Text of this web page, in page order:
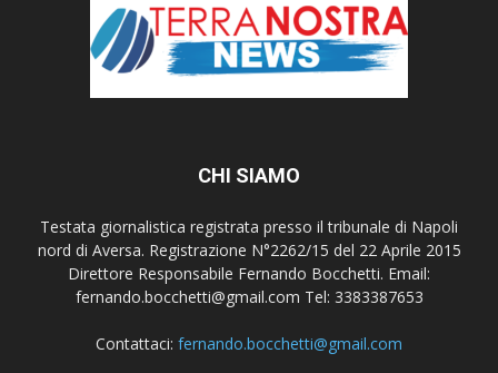
CHI SIAMO
Testata giornalistica registrata presso il tribunale di Napoli
nord di Aversa. Registrazione N°2262/15 del 22 Aprile 2015
Direttore Responsabile Fernando Bocchetti. Email:
fernando.bocchetti@gmail.com Tel: 3383387653
Contattaci: fernando.bocchetti@gmail.com